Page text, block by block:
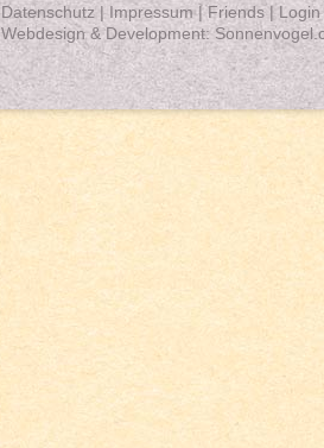
Datenschutz | Impressum|Friends|Login
Webdesign & Development: